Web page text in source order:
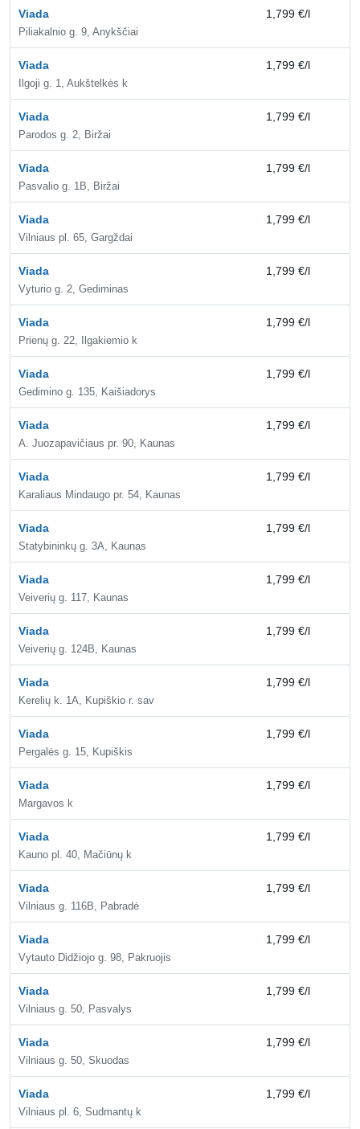
Viada
Piliakalnio g. 9, Anykščiai
1,799 €/l
Viada
Ilgoji g. 1, Aukštelkės k
1,799 €/l
Viada
Parodos g. 2, Biržai
1,799 €/l
Viada
Pasvalio g. 1B, Biržai
1,799 €/l
Viada
Vilniaus pl. 65, Gargždai
1,799 €/l
Viada
Vyturio g. 2, Gediminas
1,799 €/l
Viada
Prienų g. 22, Ilgakiemio k
1,799 €/l
Viada
Gedimino g. 135, Kaišiadorys
1,799 €/l
Viada
A. Juozapavičiaus pr. 90, Kaunas
1,799 €/l
Viada
Karaliaus Mindaugo pr. 54, Kaunas
1,799 €/l
Viada
Statybininkų g. 3A, Kaunas
1,799 €/l
Viada
Veiverių g. 117, Kaunas
1,799 €/l
Viada
Veiverių g. 124B, Kaunas
1,799 €/l
Viada
Kerelių k. 1A, Kupiškio r. sav
1,799 €/l
Viada
Pergalės g. 15, Kupiškis
1,799 €/l
Viada
Margavos k
1,799 €/l
Viada
Kauno pl. 40, Mačiūnų k
1,799 €/l
Viada
Vilniaus g. 116B, Pabradė
1,799 €/l
Viada
Vytauto Didžiojo g. 98, Pakruojis
1,799 €/l
Viada
Vilniaus g. 50, Pasvalys
1,799 €/l
Viada
Vilniaus g. 50, Skuodas
1,799 €/l
Viada
Vilniaus pl. 6, Sudmantų k
1,799 €/l